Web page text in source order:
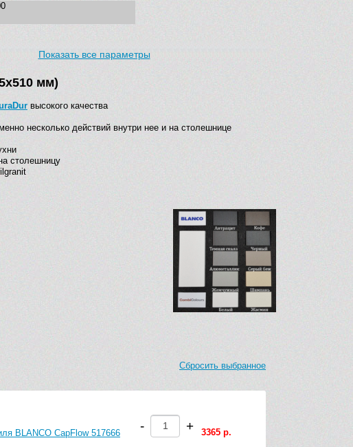
Показать все параметры
мм)
высокого качества
несколько действий внутри нее и на столешнице
столешницу
Сбросить выбранное
BLANCO CapFlow 517666 - + 3365 р.